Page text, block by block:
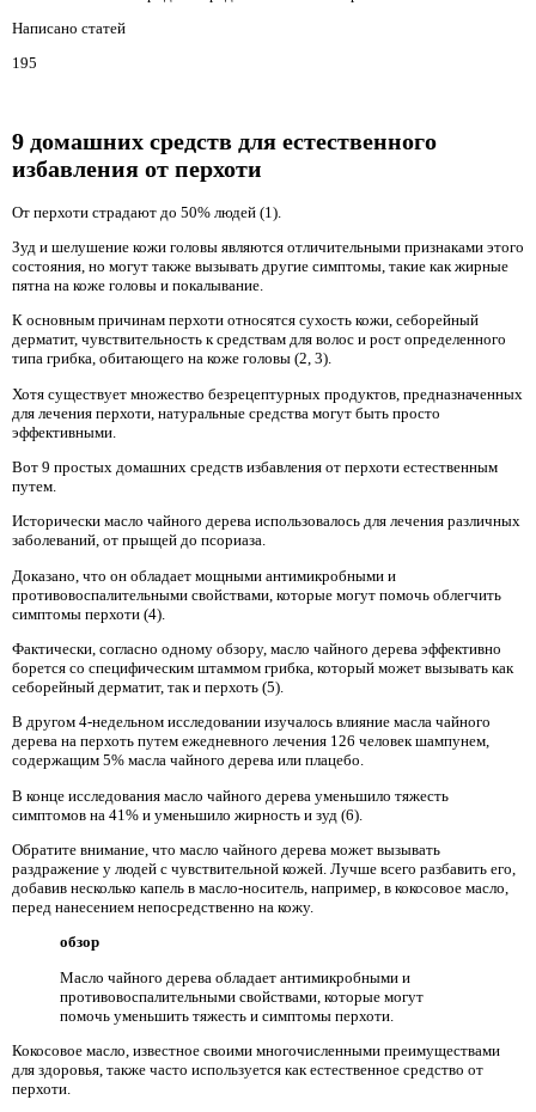
Написано статей
195
9 домашних средств для естественного
избавления от перхоти
От перхоти страдают до 50% людей (1).
Зуд и шелушение кожи головы являются отличительными признаками этого
состояния, но могут также вызывать другие симптомы, такие как жирные
пятна на коже головы и покалывание.
К основным причинам перхоти относятся сухость кожи, себорейный
дерматит, чувствительность к средствам для волос и рост определенного
типа грибка, обитающего на коже головы (2, 3).
Хотя существует множество безрецептурных продуктов, предназначенных
для лечения перхоти, натуральные средства могут быть просто
эффективными.
Вот 9 простых домашних средств избавления от перхоти естественным
путем.
Исторически масло чайного дерева использовалось для лечения различных
заболеваний, от прыщей до псориаза.
Доказано, что он обладает мощными антимикробными и
противовоспалительными свойствами, которые могут помочь облегчить
симптомы перхоти (4).
Фактически, согласно одному обзору, масло чайного дерева эффективно
борется со специфическим штаммом грибка, который может вызывать как
себорейный дерматит, так и перхоть (5).
В другом 4-недельном исследовании изучалось влияние масла чайного
дерева на перхоть путем ежедневного лечения 126 человек шампунем,
содержащим 5% масла чайного дерева или плацебо.
В конце исследования масло чайного дерева уменьшило тяжесть
симптомов на 41% и уменьшило жирность и зуд (6).
Обратите внимание, что масло чайного дерева может вызывать
раздражение у людей с чувствительной кожей. Лучше всего разбавить его,
добавив несколько капель в масло-носитель, например, в кокосовое масло,
перед нанесением непосредственно на кожу.
обзор
Масло чайного дерева обладает антимикробными и
противовоспалительными свойствами, которые могут
помочь уменьшить тяжесть и симптомы перхоти.
Кокосовое масло, известное своими многочисленными преимуществами
для здоровья, также часто используется как естественное средство от
перхоти.